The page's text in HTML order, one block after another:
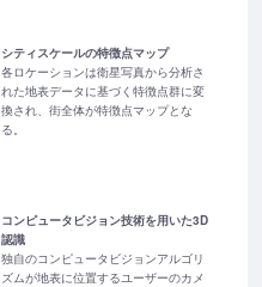
シティスケールの特徴点マップ
各ロケーションは衛星写真から分析さ
れた地表データに基づく特徴点群に変
換され、街全体が特徴点マップとな
る。
コンピュータビジョン技術を用いた3D
認識
独自のコンピュータビジョンアルゴリ
ズムが地表に位置するユーザーのカメ